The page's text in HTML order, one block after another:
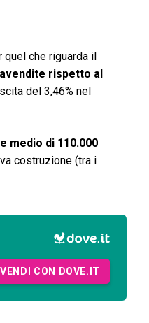
quel che riguarda il
rispetto al
del 3,46% nel
medio di 110.000
costruzione (tra i
VENDI CON DOVE.IT